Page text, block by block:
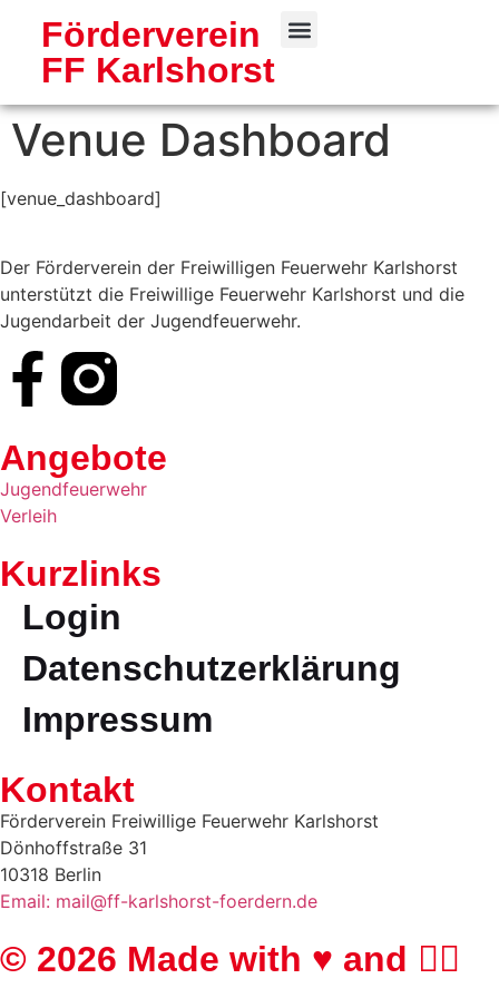
Förderverein
FF Karlshorst
Venue Dashboard
[venue_dashboard]
Der Förderverein der Freiwilligen Feuerwehr Karlshorst
unterstützt die Freiwillige Feuerwehr Karlshorst und die
Jugendarbeit der Jugendfeuerwehr.
Angebote
Jugendfeuerwehr
Verleih
Kurzlinks
Login
Datenschutzerklärung
Impressum
Kontakt
Förderverein Freiwillige Feuerwehr Karlshorst
Dönhoffstraße 31
10318 Berlin
Email: mail@ff-karlshorst-foerdern.de
© 2026 Made with ♥️ and 🏳️‍🌈